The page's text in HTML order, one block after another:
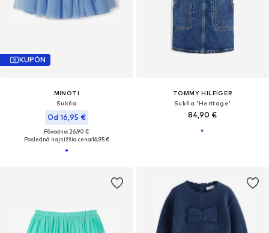
KUPÓN
MINOTI
Sukňa
Od 16,95 €
Pôvodne: 26,90 €
Posledná najnižšia cena:16,95 €
TOMMY HILFIGER
Sukňa 'Heritage'
84,90 €